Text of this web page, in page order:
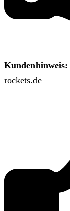
Kundenhinweis:
rockets.de